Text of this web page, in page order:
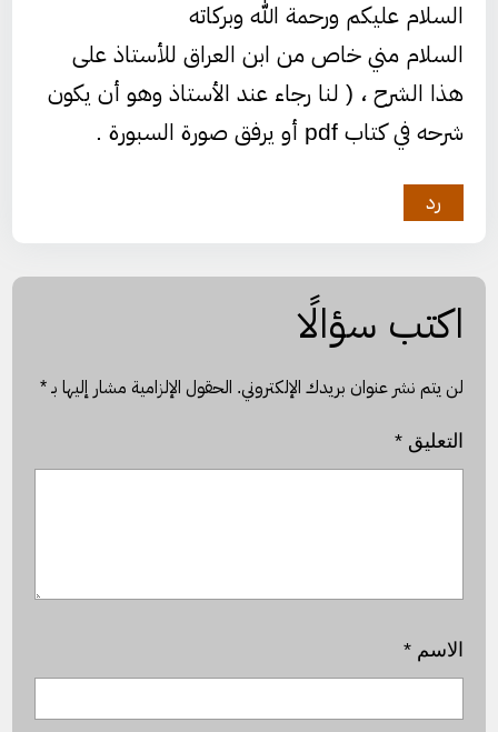
السلام عليكم ورحمة الله وبركاته
السلام مني خاص من ابن العراق للأستاذ على
هذا الشرح ، ( لنا رجاء عند الأستاذ وهو أن يكون
شرحه في كتاب pdf أو يرفق صورة السبورة .
رد
اكتب سؤالًا
لن يتم نشر عنوان بريدك الإلكتروني. الحقول الإلزامية مشار إليها بـ*
التعليق*
الاسم*